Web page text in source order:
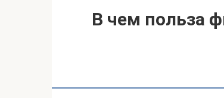
В чем польза